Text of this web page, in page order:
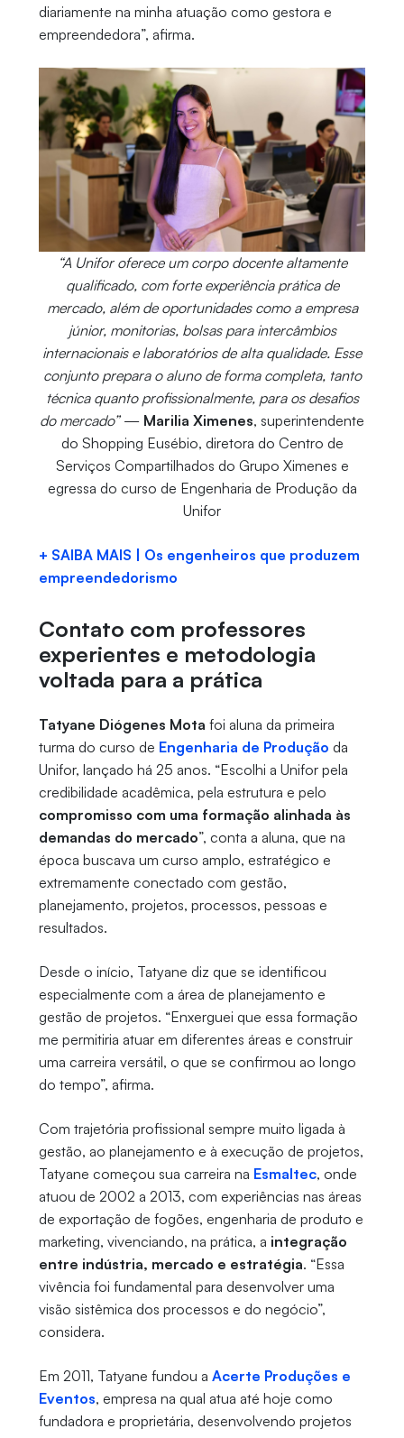
diariamente na minha atuação como gestora e
empreendedora”, afirma.
“A Unifor oferece um corpo docente altamente
qualificado, com forte experiência prática de
mercado, além de oportunidades como a empresa
júnior, monitorias, bolsas para intercâmbios
internacionais e laboratórios de alta qualidade. Esse
conjunto prepara o aluno de forma completa, tanto
técnica quanto profissionalmente, para os desafios
do mercado”— Marilia Ximenes, superintendente
do Shopping Eusébio, diretora do Centro de
Serviços Compartilhados do Grupo Ximenes e
egressa do curso de Engenharia de Produção da
Unifor
+ SAIBA MAIS | Os engenheiros que produzem
empreendedorismo
Contato com professores
experientes e metodologia
voltada para a prática
Tatyane Diógenes Mota foi aluna da primeira
turma do curso de Engenharia de Produção da
Unifor, lançado há 25 anos. “Escolhi a Unifor pela
credibilidade acadêmica, pela estrutura e pelo
compromisso com uma formação alinhada às
demandas do mercado”, conta a aluna, que na
época buscava um curso amplo, estratégico e
extremamente conectado com gestão,
planejamento, projetos, processos, pessoas e
resultados.
Desde o início, Tatyane diz que se identificou
especialmente com a área de planejamento e
gestão de projetos. “Enxerguei que essa formação
me permitiria atuar em diferentes áreas e construir
uma carreira versátil, o que se confirmou ao longo
do tempo”, afirma.
Com trajetória profissional sempre muito ligada à
gestão, ao planejamento e à execução de projetos,
Tatyane começou sua carreira na Esmaltec, onde
atuou de 2002 a 2013, com experiências nas áreas
de exportação de fogões, engenharia de produto e
marketing, vivenciando, na prática, a integração
entre indústria, mercado e estratégia. “Essa
vivência foi fundamental para desenvolver uma
visão sistêmica dos processos e do negócio”,
considera.
Em 2011, Tatyane fundou a Acerte Produções e
Eventos, empresa na qual atua até hoje como
fundadora e proprietária, desenvolvendo projetos